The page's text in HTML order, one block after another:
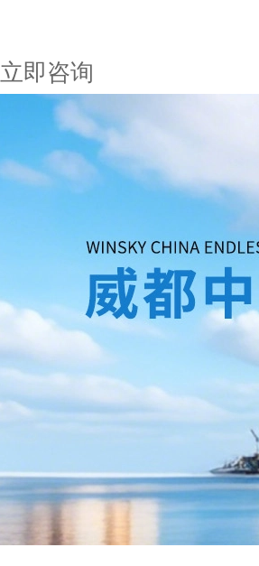
立即咨询